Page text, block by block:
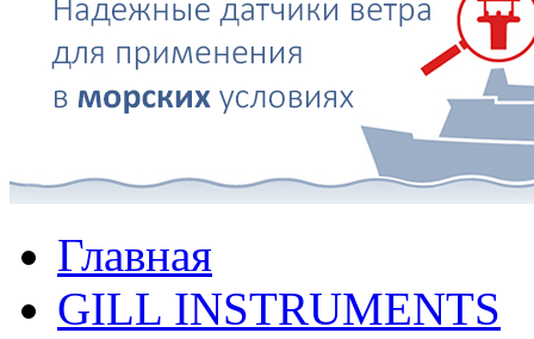
Главная
GILL INSTRUMENTS